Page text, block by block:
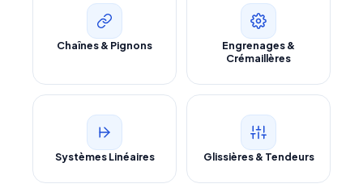
Chaînes & Pignons
Engrenages &
Crémaillères
Systèmes Linéaires Glissières & Tendeurs